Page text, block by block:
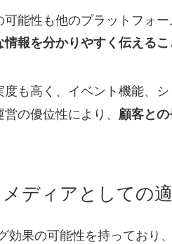
能性も他のプラットフォ
報を分かりやすく伝える
も高く、イベント機能、シ
の優位性により、 顧客と
ディアとしての
果の可能性を持っており、